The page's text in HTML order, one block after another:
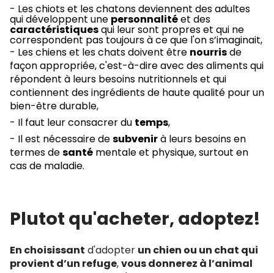
- Les chiots et les chatons deviennent des adultes
qui développent une personnalitéet des
caractéristiquesqui leur sont propres et qui ne
correspondent pas toujours à ce que l'on s’imaginait,
- Les chiens et les chats doivent être nourrisde
façon appropriée, c'est-à-dire avec des aliments qui
répondent à leurs besoins nutritionnels et qui
contiennent des ingrédients de haute qualité pour un
bien-être durable,
- Il faut leur consacrer du temps,
- Il est nécessaire desubvenirà leurs besoins en
termes desanté mentale et physique, surtout en
cas de maladie.
Plutot qu'acheter, adoptez!
En choisissant d'adopter un chien ou un chat qui
provient d’un refuge,vous donnerez à l’animal